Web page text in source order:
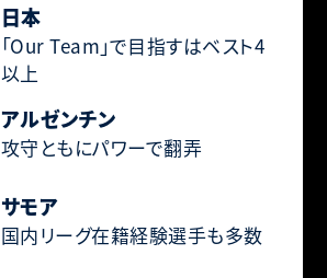
日本
「Our Team」で目指すはベスト4
以上
アルゼンチン
攻守ともにパワーで翻弄
サモア
国内リーグ在籍経験選手も多数